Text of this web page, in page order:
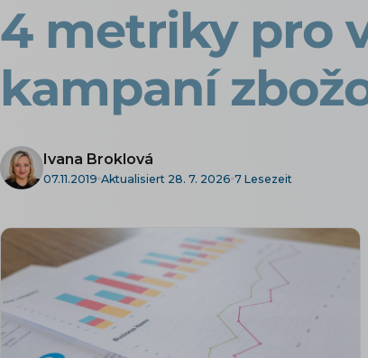
4 metriky pro
kampaní
Ivana Broklová
07.11.2019 Aktualisiert 28. 7. 2026 7 Lesezeit